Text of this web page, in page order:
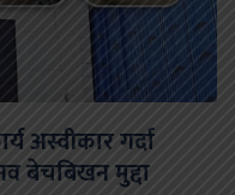
अस्वीकार गर्दा
बेचबिखन मुद्दा